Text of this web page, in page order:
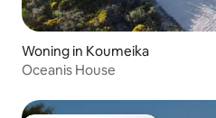
Woning in Koumeika
Oceanis House